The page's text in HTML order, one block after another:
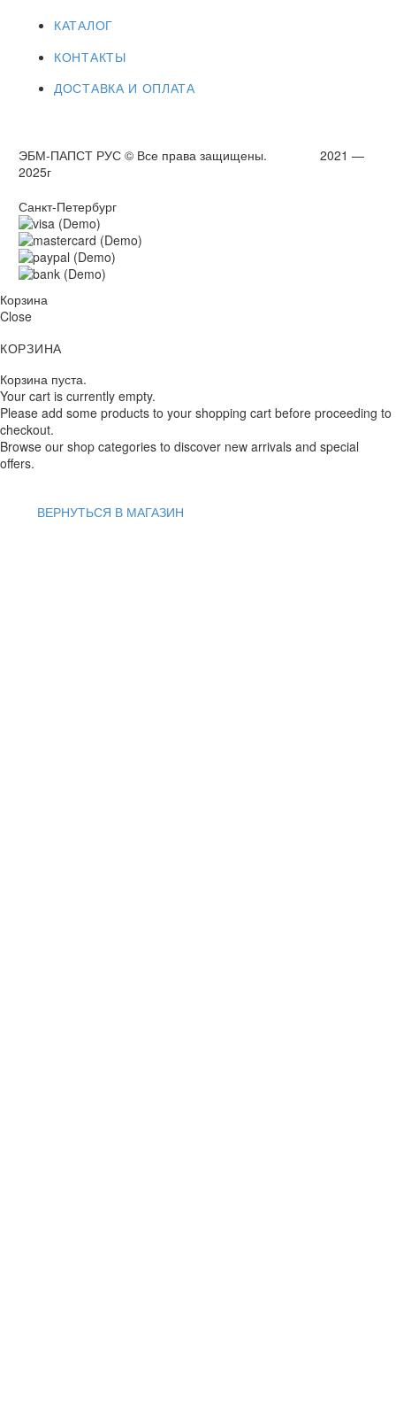
КАТАЛОГ
КОНТАКТЫ
ДОСТАВКА И ОПЛАТА
ЭБМ-ПАПСТ РУС © Все права защищены. 2021 —
2025г
Санкт-Петербург
Корзина
Close
КОРЗИНА
Корзина пуста.
Your cart is currently empty.
Please add some products to your shopping cart before proceeding to
checkout.
Browse our shop categories to discover new arrivals and special
offers.
ВЕРНУТЬСЯ В МАГАЗИН